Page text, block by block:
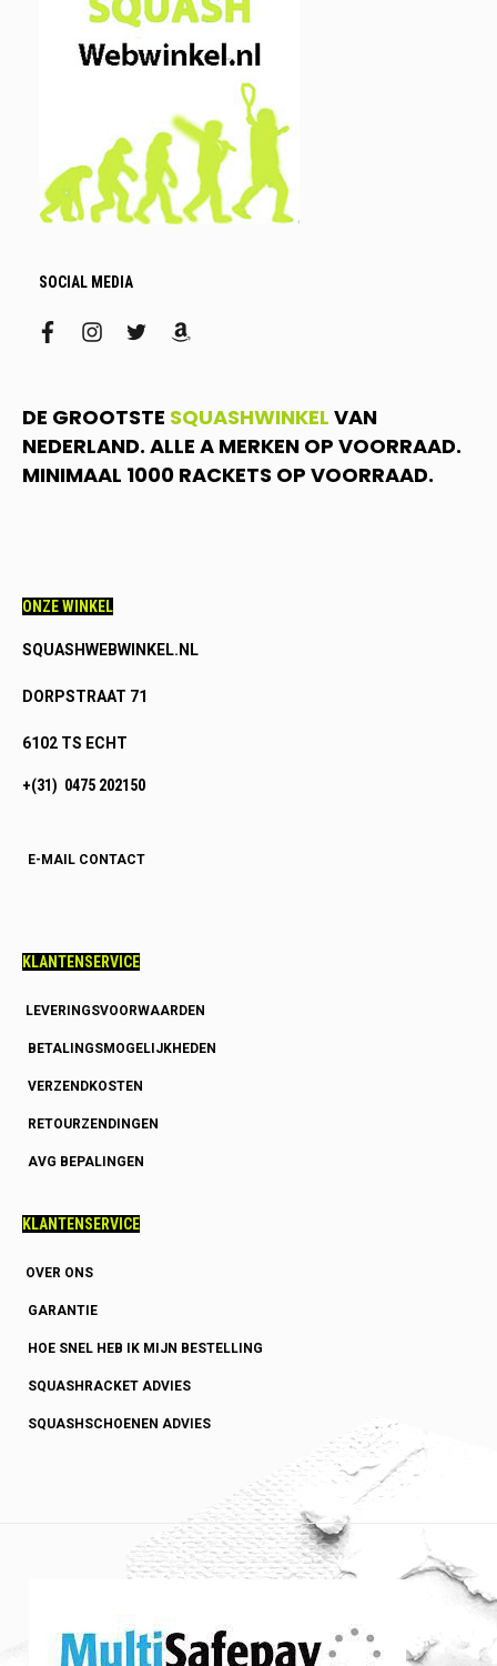
SOCIAL MEDIA
facebookinstagram
twitteramazon
DE GROOTSTE SQUASHWINKEL VAN
NEDERLAND. ALLE A MERKEN OP VOORRAAD.
MINIMAAL 1000 RACKETS OP VOORRAAD.
ONZE WINKEL
SQUASHWEBWINKEL.NL
DORPSTRAAT 71
6102 TS ECHT
+(31) 0475 202150
E-MAIL CONTACT
KLANTENSERVICE
LEVERINGSVOORWAARDEN
BETALINGSMOGELIJKHEDEN
VERZENDKOSTEN
RETOURZENDINGEN
AVG BEPALINGEN
KLANTENSERVICE
OVER ONS
GARANTIE
HOE SNEL HEB IK MIJN BESTELLING
SQUASHRACKET ADVIES
SQUASHSCHOENEN ADVIES